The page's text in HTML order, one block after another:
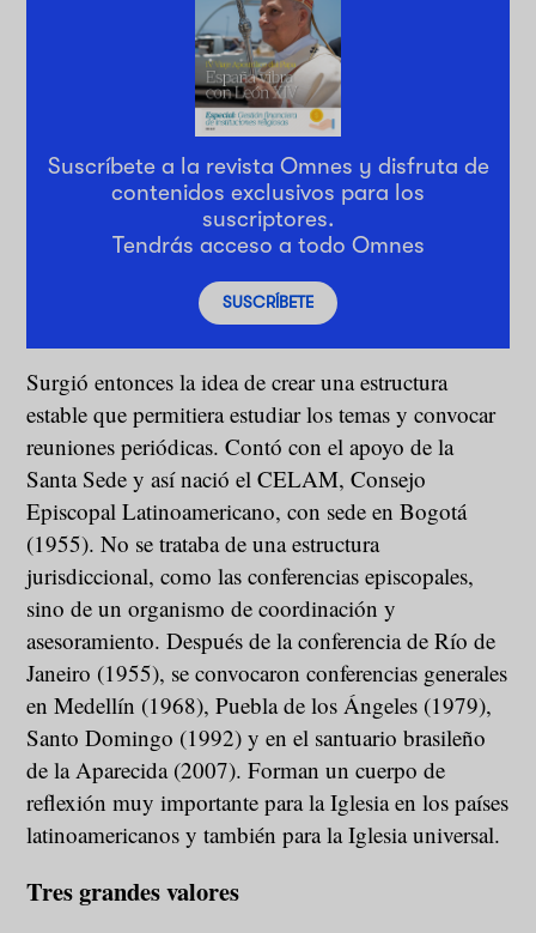
Suscríbete a la revista Omnes y disfruta de
contenidos exclusivos para los
suscriptores.
Tendrás acceso a todo Omnes
SUSCRÍBETE
Surgió entonces la idea de crear una estructura
estable que permitiera estudiar los temas y convocar
reuniones periódicas. Contó con el apoyo de la
Santa Sede y así nació el CELAM, Consejo
Episcopal Latinoamericano, con sede en Bogotá
(1955). No se trataba de una estructura
jurisdiccional, como las conferencias episcopales,
sino de un organismo de coordinación y
asesoramiento. Después de la conferencia de Río de
Janeiro (1955), se convocaron conferencias generales
en Medellín (1968), Puebla de los Ángeles (1979),
Santo Domingo (1992) y en el santuario brasileño
de la Aparecida (2007). Forman un cuerpo de
reflexión muy importante para la Iglesia en los países
latinoamericanos y también para la Iglesia universal.
Tres grandes valores